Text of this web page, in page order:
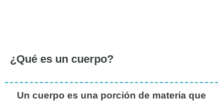
¿Qué es un cuerpo?
Un cuerpo es una porción de materia que